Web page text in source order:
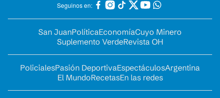
Seguinos en:
San JuanPolíticaEconomíaCuyo Minero
Suplemento VerdeRevista OH
PolicialesPasión DeportivaEspectáculosArgentina
El MundoRecetasEn las redes